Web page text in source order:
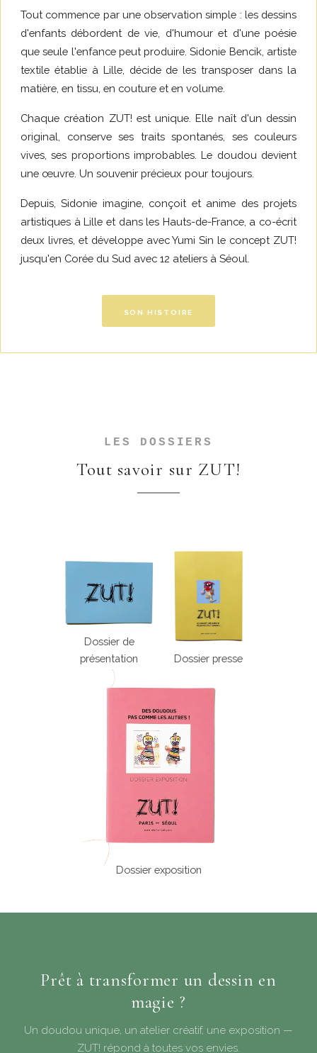
Tout commence par une observation simple : les dessins
d'enfants débordent de vie, d'humour et d'une poésie
que seule l'enfance peut produire. Sidonie Bencik, artiste
textile établie à Lille, décide de les transposer dans la
matière, en tissu, en couture et en volume.
Chaque création ZUT! est unique. Elle naît d'un dessin
original, conserve ses traits spontanés, ses couleurs
vives, ses proportions improbables. Le doudou devient
une œuvre. Un souvenir précieux pour toujours.
Depuis, Sidonie imagine, conçoit et anime des projets
artistiques à Lille et dans les Hauts-de-France, a co-écrit
deux livres, et développe avec Yumi Sin le concept ZUT!
jusqu'en Corée du Sud avec 12 ateliers à Séoul.
SON HISTOIRE
LES DOSSIERS
Tout savoir sur ZUT!
Dossier de
présentation
Dossier presse
Dossier exposition
Prêt à transformer un dessin en
magie ?
Un doudou unique, un atelier créatif, une exposition —
ZUT! répond à toutes vos envies.